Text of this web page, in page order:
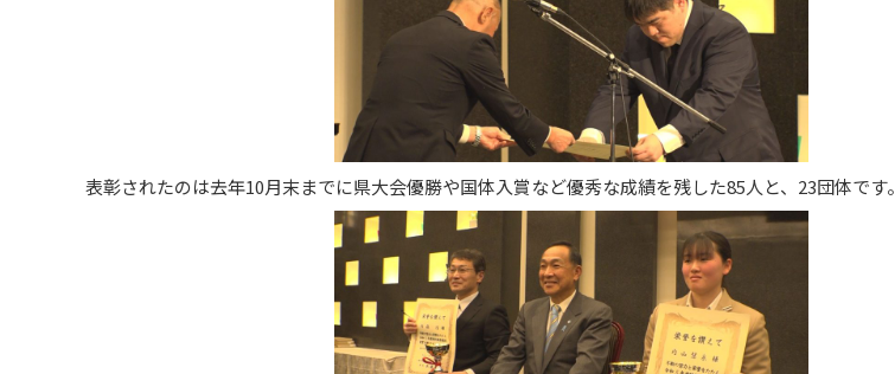
表彰されたのは去年10月末までに県大会優勝や国体入賞など優秀な成績を残した85人と、23団体です。